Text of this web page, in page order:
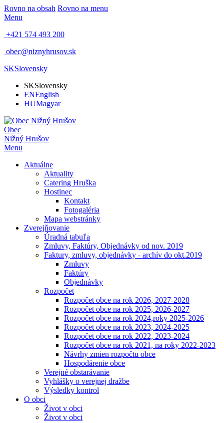
Rovno na obsah Rovno na menu
Menu
+421 574 493 200
obec@niznyhrusov.sk
SKSlovensky
SKSlovensky
ENEnglish
HUMagyar
Obec
Nižný Hrušov
Menu
Aktuálne
Aktuality
Catering Hruška
Hostinec
Kontakt
Fotogaléria
Mapa webstránky
Zverejňovanie
Úradná tabuľa
Zmluvy, Faktúry, Objednávky od nov. 2019
Faktury, zmluvy, objednávky - archív do okt.2019
Zmluvy
Faktúry
Objednávky
Rozpočet
Rozpočet obce na rok 2026, 2027-2028
Rozpočet obce na rok 2025, 2026-2027
Rozpočet obce na rok 2024,roky 2025-2026
Rozpočet obce na rok 2023, 2024-2025
Rozpočet obce na rok 2022, 2023-2024
Rozpočet obce na rok 2021, na roky 2022-2023
Návrhy zmien rozpočtu obce
Hospodárenie obce
Verejné obstarávanie
Vyhlášky o verejnej dražbe
Výsledky kontrol
O obci
Život v obci
Život v obci